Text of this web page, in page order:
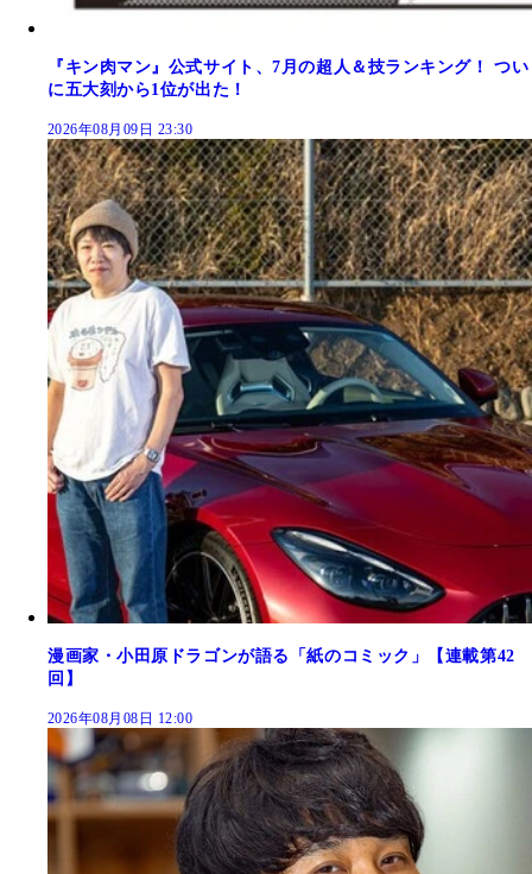
『キン肉マン』公式サイト、7月の超人＆技ランキング！ つい
に五大刻から1位が出た！
2026年08月09日 23:30
漫画家・小田原ドラゴンが語る「紙のコミック」【連載第42
回】
2026年08月08日 12:00